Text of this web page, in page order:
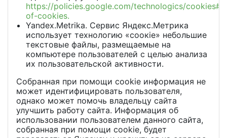
https://policies.google.com/technologics/
of-cookies.
Yandex.Metrika. Сервис Яндекс.Метрика
использует технологию «соокie» небольшие
текстовые файлы, размещаемые на
компьютере пользователей с целью анализа
их пользовательской активности.
Собранная при помощи cookie информация не
может идентифицировать пользователя,
однако может помочь владельцу сайта
улучшить работу сайта. Информация об
использовании пользователем данного сайта,
собранная при помощи cookie, будет